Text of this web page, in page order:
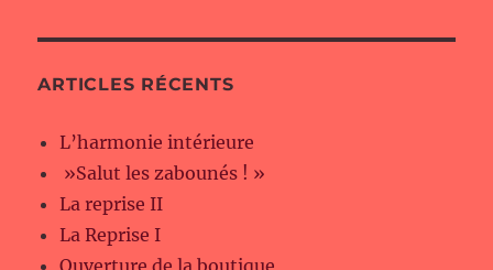
ARTICLES RÉCENTS
L’harmonie intérieure
»Salut les zabounés ! »
La reprise II
La Reprise I
Ouverture de la boutique